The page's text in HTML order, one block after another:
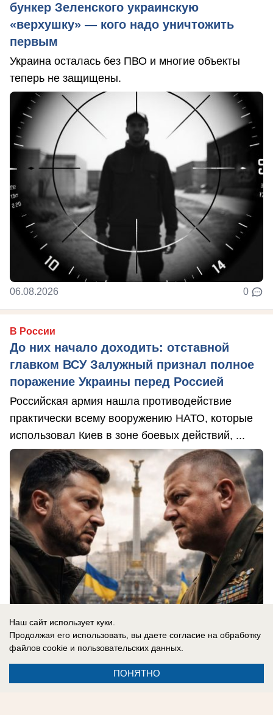
бункер Зеленского украинскую
«верхушку» — кого надо уничтожить
первым
Украина осталась без ПВО и многие объекты
теперь не защищены.
06.08.2026 0
В России
До них начало доходить: отставной
главком ВСУ Залужный признал полное
поражение Украины перед Россией
Российская армия нашла противодействие
практически всему вооружению НАТО, которые
использовал Киев в зоне боевых действий, ...
06.08.2026
Наш сайт использует куки.
Продолжая его использовать, вы даете согласие на обработку
файлов cookie и пользовательских данных.
ПОНЯТНО